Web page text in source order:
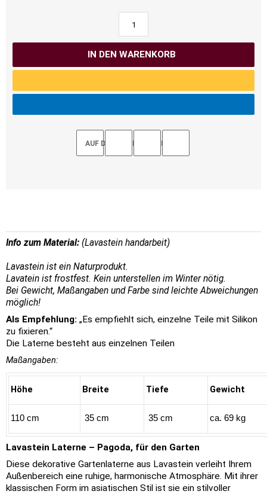
IN DEN WARENKORB
AUF DEN MERKZETTEL
Info zum Material: (Lavastein handarbeit)
Lavastein ist ein Naturprodukt.
Lavatein ist frostfest. Kein unterstellen im Winter nötig.
Bei Gewicht, Maßangaben und Farbe sind leichte Abweichungen
möglich!
Als Empfehlung: „Es empfiehlt sich, einzelne Teile mit Silikon
zu fixieren.“
Die Laterne besteht aus einzelnen Teilen
Maßangaben:
Höhe Breite Tiefe Gewicht
110 cm 35 cm 35 cm ca. 69 kg
Lavastein Laterne – Pagoda, für den Garten
Diese dekorative Gartenlaterne aus Lavastein verleiht Ihrem
Außenbereich eine ruhige, harmonische Atmosphäre. Mit ihrer
klassischen Form im asiatischen Stil ist sie ein stilvoller